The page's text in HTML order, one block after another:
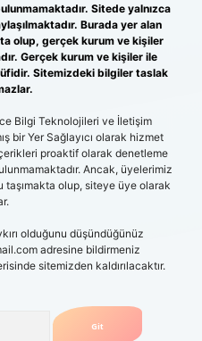
Sitede yalnızca
Burada yer alan
olup, gerçek kurum ve kişiler
Gerçek kurum ve kişiler ile
Sitemizdeki bilgiler taslak
Bilgi Teknolojileri ve İletişim
bir Yer Sağlayıcı olarak hizmet
proaktif olarak denetleme
Ancak, üyelerimiz
taşımakta olup, siteye üye olarak
olduğunu düşündüğünüz
adresine bildirmeniz
sitemizden kaldırılacaktır.